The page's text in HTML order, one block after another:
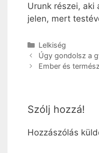
Urunk részei, aki
jelen, mert
Kategória
Lelkiség
Úgy gondolsz a
Ember és
Szólj hozzá!
Hozzászólás